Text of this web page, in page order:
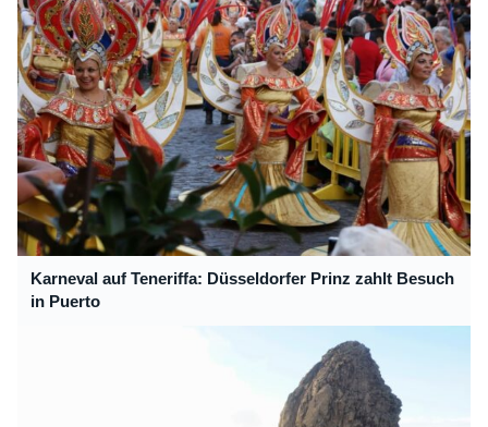
Karneval auf Teneriffa: Düsseldorfer Prinz zahlt Besuch
in Puerto